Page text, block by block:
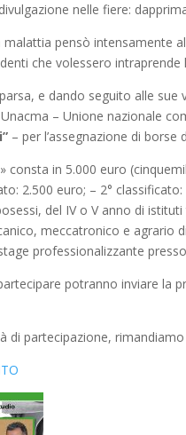
nelle fiere:
pensò intensamente
che volessero
e dando seguito alle
– Unione nazionale
– per l’assegnazione di
consta in 5.000 euro
2.500 euro; – 2°
del IV o V anno di
meccatronico e
professionalizzante
potranno inviare la
di partecipazione,